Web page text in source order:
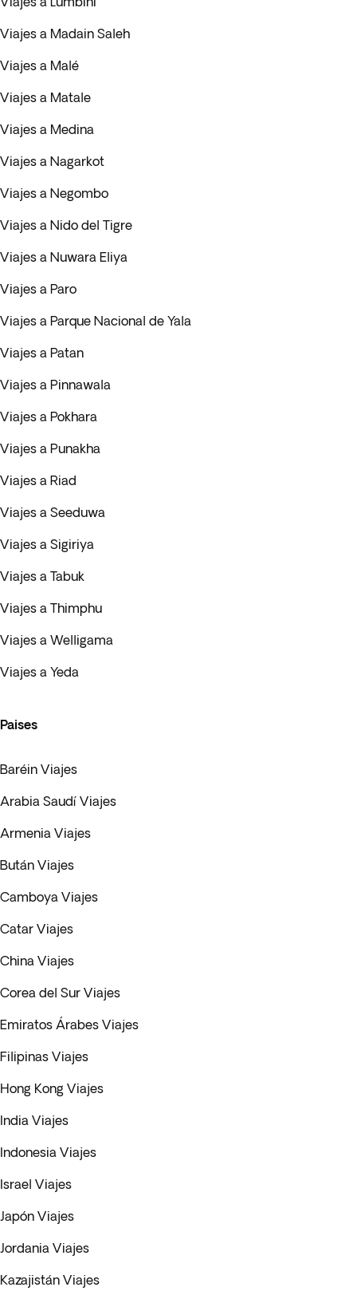
Viajes a Madain Saleh
Viajes a Malé
Viajes a Matale
Viajes a Medina
Viajes a Nagarkot
Viajes a Negombo
Viajes a Nido del Tigre
Viajes a Nuwara Eliya
Viajes a Paro
Viajes a Parque Nacional de Yala
Viajes a Patan
Viajes a Pinnawala
Viajes a Pokhara
Viajes a Punakha
Viajes a Riad
Viajes a Seeduwa
Viajes a Sigiriya
Viajes a Tabuk
Viajes a Thimphu
Viajes a Welligama
Viajes a Yeda
Paises
Baréin Viajes
Arabia Saudí Viajes
Armenia Viajes
Bután Viajes
Camboya Viajes
Catar Viajes
China Viajes
Corea del Sur Viajes
Emiratos Árabes Viajes
Filipinas Viajes
Hong Kong Viajes
India Viajes
Indonesia Viajes
Israel Viajes
Japón Viajes
Jordania Viajes
Kazajistán Viajes